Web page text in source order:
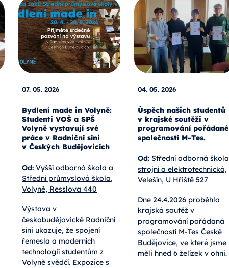
07. 05. 2026
Bydlení made in Volyně:
Studenti VOŠ a SPŠ
Volyně vystavují své
práce v Radniční síni
v Českých Budějovicích
Od: Vyšší odborná škola a
Střední průmyslová škola,
Volyně, Resslova 440
Výstava v
českobudějovické Radniční
síni ukazuje, že spojení
řemesla a moderních
technologií studentům z
Volyně svědčí. Expozice s
04. 05. 2026
Úspěch našich studentů
v krajské soutěži v
programování pořádané
společností M-Tes.
Od: Střední odborná škola
strojní a elektrotechnická,
Velešín, U Hřiště 527
Dne 24.4.2026 proběhla
krajská soutěž v
programování pořádaná
společností M-Tes České
Budějovice, ve které jsme
měli hned 6 želízek v ohni.